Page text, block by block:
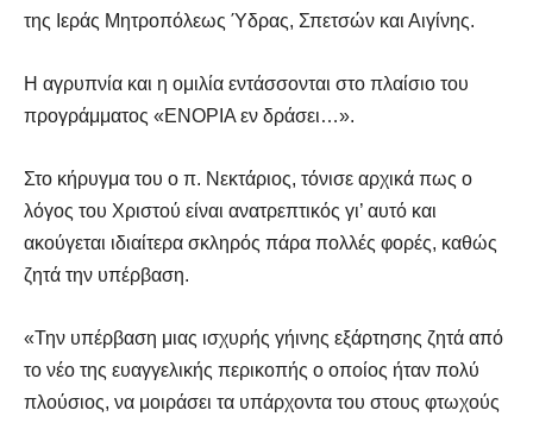
της Ιεράς Μητροπόλεως Ύδρας, Σπετσών και Αιγίνης.
Η αγρυπνία και η ομιλία εντάσσονται στο πλαίσιο του
προγράμματος «ΕΝΟΡΙΑ εν δράσει…».
Στο κήρυγμα του ο π. Νεκτάριος, τόνισε αρχικά πως ο
λόγος του Χριστού είναι ανατρεπτικός γι’ αυτό και
ακούγεται ιδιαίτερα σκληρός πάρα πολλές φορές, καθώς
ζητά την υπέρβαση.
«Την υπέρβαση μιας ισχυρής γήινης εξάρτησης ζητά από
το νέο της ευαγγελικής περικοπής ο οποίος ήταν πολύ
πλούσιος, να μοιράσει τα υπάρχοντα του στους φτωχούς